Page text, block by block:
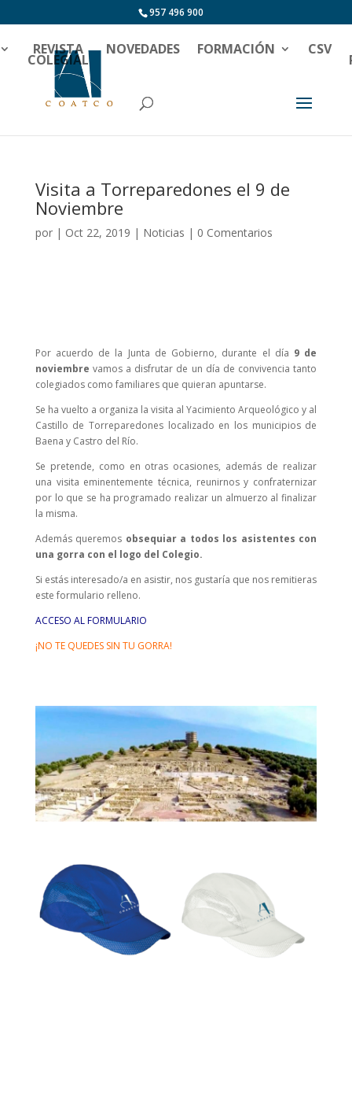
957 496 900
REVISTA
COLEGIAL
NOVEDADES FORMACIÓN CSV
Visita a Torreparedones el 9 de
Noviembre
por | Oct 22, 2019 | Noticias | 0 Comentarios
Por acuerdo de la Junta de Gobierno, durante el día 9 de
noviembre vamos a disfrutar de un día de convivencia tanto
colegiados como familiares que quieran apuntarse.
Se ha vuelto a organiza la visita al Yacimiento Arqueológico y al
Castillo de Torreparedones localizado en los municipios de
Baena y Castro del Río.
Se pretende, como en otras ocasiones, además de realizar
una visita eminentemente técnica, reunirnos y confraternizar
por lo que se ha programado realizar un almuerzo al finalizar
la misma.
Además queremos obsequiar a todos los asistentes con
una gorra con el logo del Colegio.
Si estás interesado/a en asistir, nos gustaría que nos remitieras
este formulario relleno.
ACCESO AL FORMULARIO
¡NO TE QUEDES SIN TU GORRA!